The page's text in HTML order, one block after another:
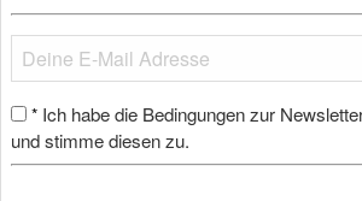
* Ich habe die Bedingungen zur
und stimme diesen zu.